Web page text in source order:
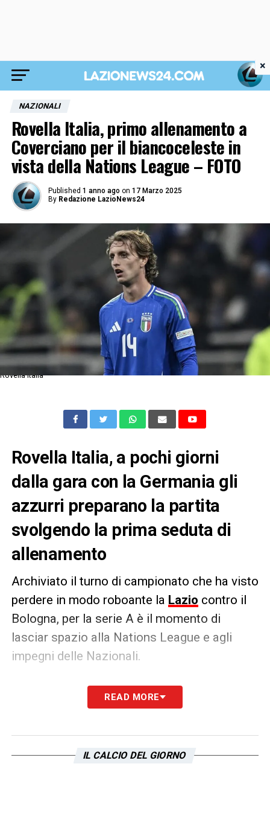
NAZIONALI
Rovella Italia, primo allenamento a
Coverciano per il biancoceleste in
vista della Nations League – FOTO
Published 1 anno ago on 17 Marzo 2025
By Redazione LazioNews24
Rovella Italia
Rovella Italia, a pochi giorni
dalla gara con la Germania gli
azzurri preparano la partita
svolgendo la prima seduta di
allenamento
Archiviato il turno di campionato che ha visto
perdere in modo roboante la Lazio contro il
Bologna, per la serie A è il momento di
lasciar spazio alla Nations League e agli
impegni delle Nazionali.
L’Italia di Spalletti infatti, avrà come primo
impegno di questa sosta di Marzo la
allenamento con una stories sui social
READ MORE
IL CALCIO DEL GIORNO
×